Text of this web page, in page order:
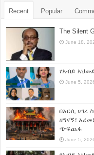
Recent Popular
The Silent
June 18,
የአብይ
June 5,
በአርሲ ሀገረ
ዘግናኝ፣
ጭፍጨፋ
June 5,